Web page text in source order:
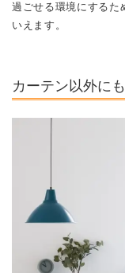
過ごせる環境にするた
いえます。
カーテン以外に